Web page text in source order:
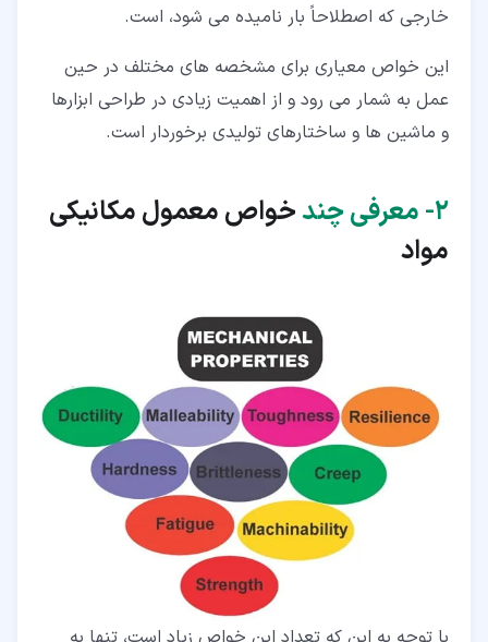
خارجی که اصطلاحاً بار نامیده می شود، است.
این خواص معیاری برای مشخصه های مختلف در حین
عمل به شمار می رود و از اهمیت زیادی در طراحی ابزارها
و ماشین ها و ساختارهای تولیدی برخوردار است.
۲‏- معرفی چندخواص معمول مکانیکی
مواد